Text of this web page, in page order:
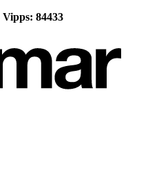
Vipps: 84433